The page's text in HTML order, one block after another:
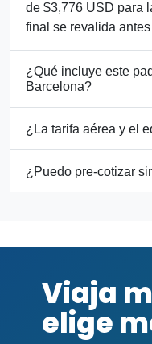
de $3,776 USD para
final se revalida
¿Qué incluye este
Barcelona?
¿La tarifa aérea y el
¿Puedo pre-cotizar
Viaja
elige